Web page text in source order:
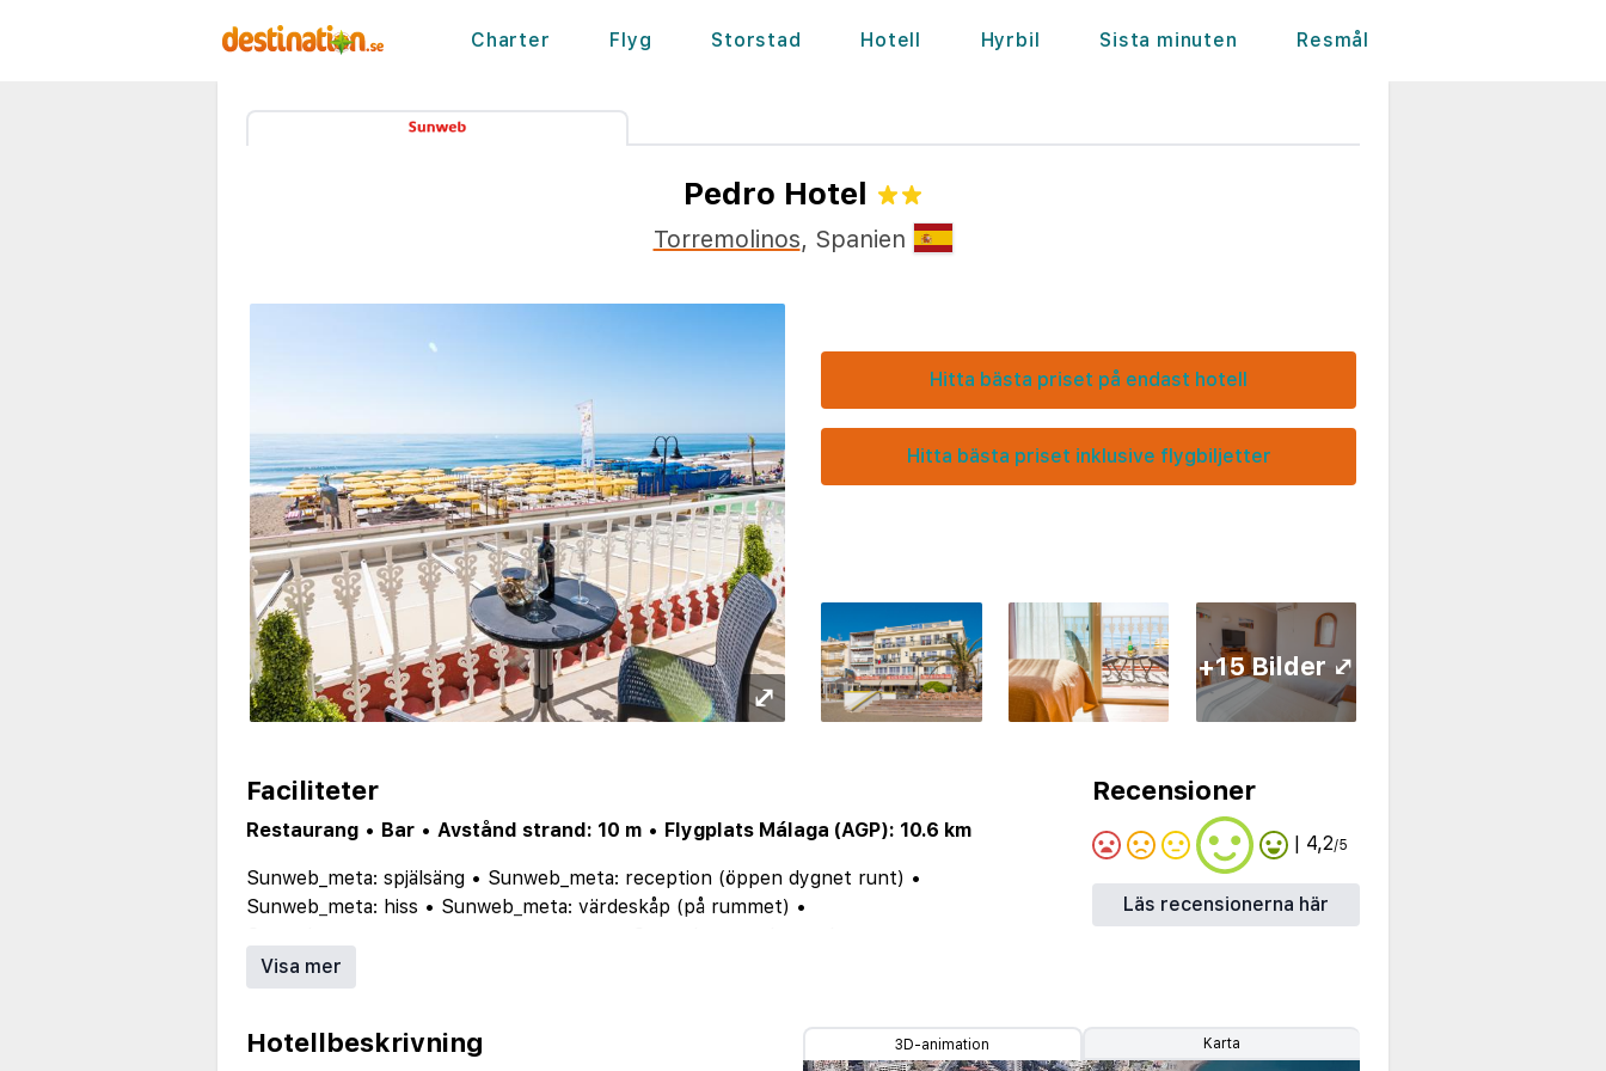
Charter Flyg Storstad Hotell Hyrbil Sista minuten Resmål
Pedro Hotel
Torremolinos, Spanien
⤢
Hitta bästa priset på endast hotell
Hitta bästa priset inklusive flygbiljetter
+15 Bilder ⤢
Faciliteter
Restaurang • Bar • Avstånd strand: 10 m • Flygplats Málaga (AGP): 10.6 km
Sunweb_meta: spjälsäng • Sunweb_meta: reception (öppen dygnet runt) •
Sunweb_meta: hiss • Sunweb_meta: värdeskåp (på rummet) •
Sunweb_meta: faciliteter anpassade för funktionsvarierade
Sunweb_meta: allmän parkering
•
Sunweb_meta: liten livsmedelsaffär
Sunweb_meta: diverse affärer (i närområdet)
Visa mer
Recensioner
| 4,2/5
Läs recensionerna här
Hotellbeskrivning 3D-animation Karta